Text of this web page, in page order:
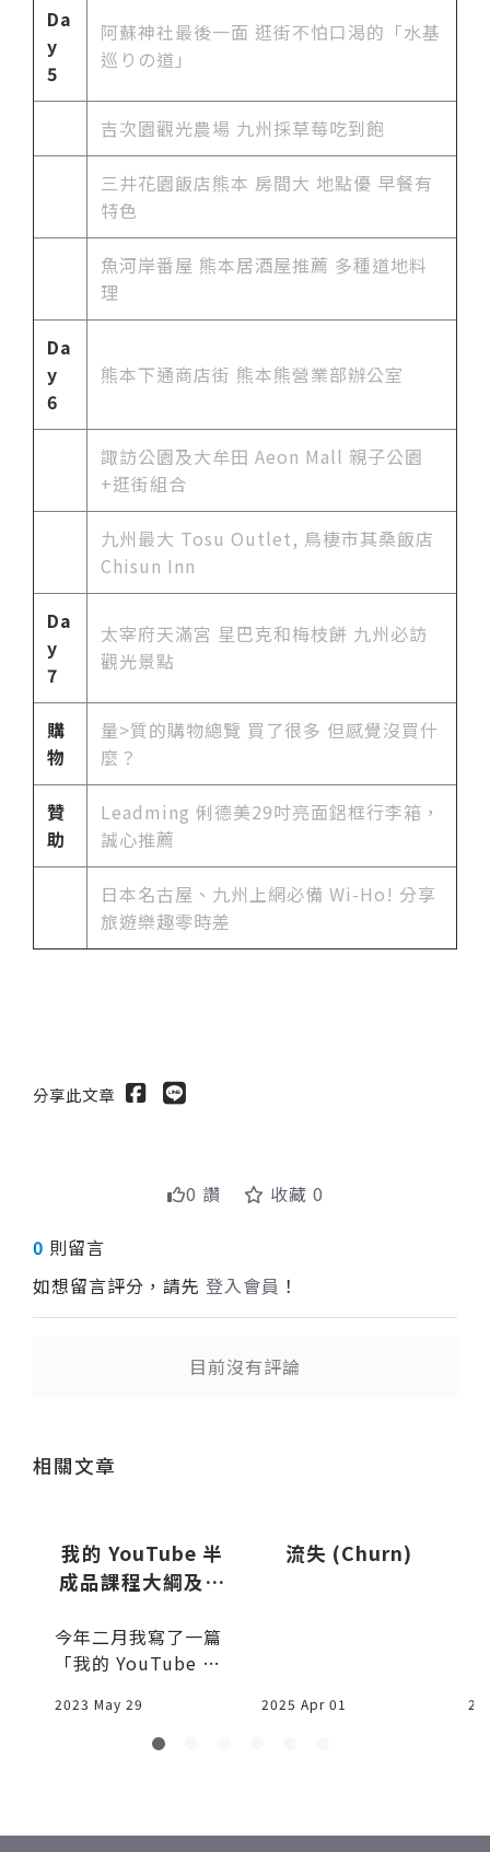
Da
y
5
阿蘇神社最後一面 逛街不怕口渴的「水基
巡りの道」
吉次園觀光農場 九州採草莓吃到飽
三井花園飯店熊本 房間大 地點優 早餐有
特色
魚河岸番屋 熊本居酒屋推薦 多種道地料
理
Da
y
6
熊本下通商店街 熊本熊營業部辦公室
諏訪公園及大牟田 Aeon Mall 親子公園
+逛街組合
九州最大 Tosu Outlet, 鳥棲市其桑飯店
Chisun Inn
Da
y
7
太宰府天滿宮 星巴克和梅枝餅 九州必訪
觀光景點
購
物
量>質的購物總覽 買了很多 但感覺沒買什
麼？
贊
助
Leadming 俐德美29吋亮面鋁框行李箱，
誠心推薦
日本名古屋、九州上網必備 Wi-Ho! 分享
旅遊樂趣零時差
分享此文章
0 讚 收藏 0
0 則留言
如想留言評分，請先 登入會員 ！
目前沒有評論
相關文章
我的 YouTube 半
成品課程大綱及經
今年二月我寫了一篇
「我的 YouTube 後
兵)」，文末說某天
我希望自己的頻
2023 May 29
流失 (Churn)
2025 Apr 01